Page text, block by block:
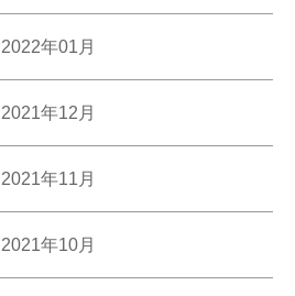
2022年01月
2021年12月
2021年11月
2021年10月